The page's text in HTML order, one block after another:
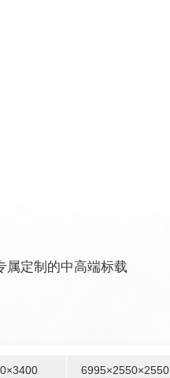
属定制的中高端标载
6995×2550×2550